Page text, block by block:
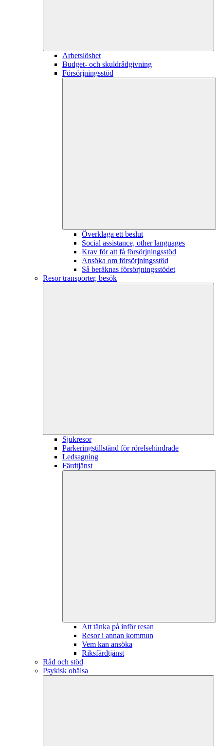
Arbetslöshet
Budget- och skuldrådgivning
Försörjningsstöd
Överklaga ett beslut
Social assistance, other languages
Krav för att få försörjningsstöd
Ansöka om försörjningsstöd
Så beräknas försörjningsstödet
Resor transporter, besök
Sjukresor
Parkeringstillstånd för rörelsehindrade
Ledsagning
Färdtjänst
Att tänka på inför resan
Resor i annan kommun
Vem kan ansöka
Riksfärdtjänst
Råd och stöd
Psykisk ohälsa